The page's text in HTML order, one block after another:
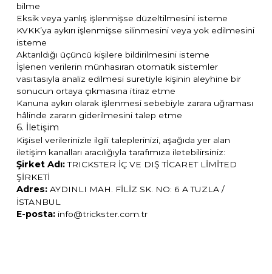
bilme
Eksik veya yanlış işlenmişse düzeltilmesini isteme
KVKK’ya aykırı işlenmişse silinmesini veya yok edilmesini
isteme
Aktarıldığı üçüncü kişilere bildirilmesini isteme
İşlenen verilerin münhasıran otomatik sistemler
vasıtasıyla analiz edilmesi suretiyle kişinin aleyhine bir
sonucun ortaya çıkmasına itiraz etme
Kanuna aykırı olarak işlenmesi sebebiyle zarara uğraması
hâlinde zararın giderilmesini talep etme
6. İletişim
Kişisel verilerinizle ilgili taleplerinizi, aşağıda yer alan
iletişim kanalları aracılığıyla tarafımıza iletebilirsiniz:
Şirket Adı:TRICKSTER İÇ VE DIŞ TİCARET LİMİTED
ŞİRKETİ
Adres:AYDINLI MAH. FİLİZ SK. NO: 6 A TUZLA /
İSTANBUL
E-posta: info@trickster.com.tr